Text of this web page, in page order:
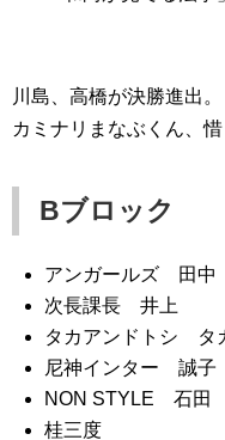
川島、高橋が決勝進出。
カミナリまなぶくん、惜
Bブロック
アンガールズ 田中
次長課長 井上
タカアンドトシ タ
尼神インター 誠子
NON STYLE 石田
桂三度